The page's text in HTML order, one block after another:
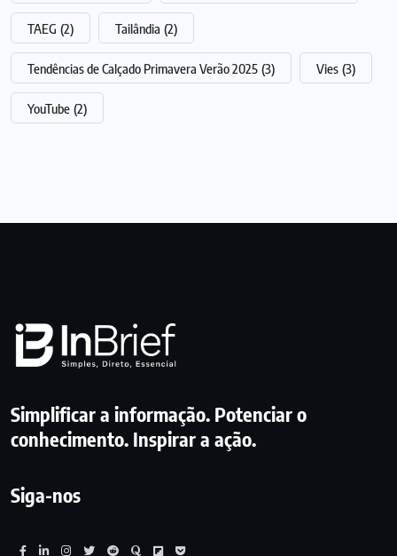
TAEG (2) Tailândia (2)
Tendências de Calçado Primavera Verão 2025 (3) Vies (3)
YouTube (2)
Simplificar a informação. Potenciar o
conhecimento. Inspirar a ação.
Siga-nos